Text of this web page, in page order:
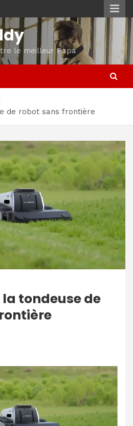
le meilleur Papa
de robot sans frontière
la tondeuse de